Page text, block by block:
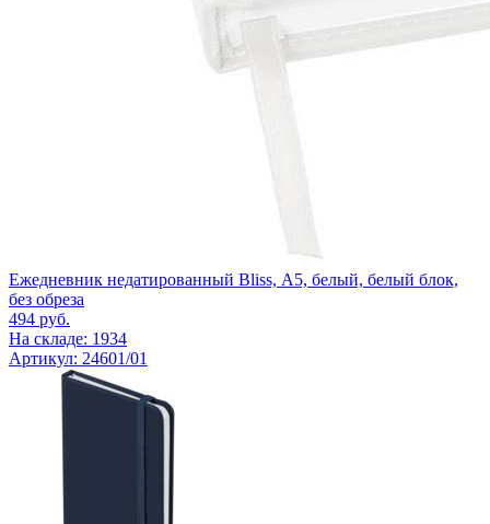
Ежедневник недатированный Bliss, А5, белый, белый блок,
без обреза
494 руб.
На складе: 1934
Артикул: 24601/01